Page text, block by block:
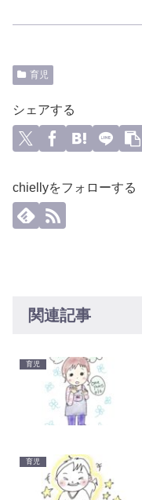
育児
シェアする
chiellyをフォローする
関連記事
育児
育児